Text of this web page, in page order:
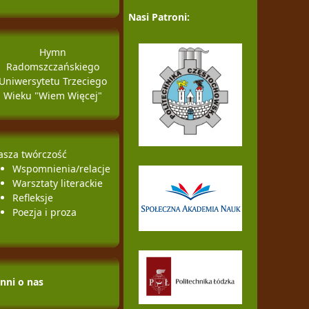
Hymn
Radomszczańskiego
Trzeciego
Wieku "Wiem Więcej"
twórczość
Wspomnienia/relacje
Warsztaty literackie
Refleksje
Poezja i proza
o nas
Nasi Patroni: